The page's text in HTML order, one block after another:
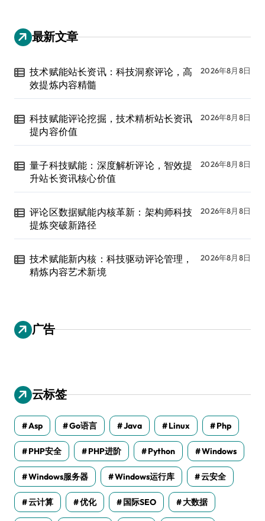
最新文章
技术赋能站长资讯：科技洞察评论，高
效提炼内容精髓
2026年8月8日
科技赋能评论挖掘，技术精析站长资讯
提内容价值
2026年8月8日
量子科技赋能：深度解析评论，智效提
升站长资讯核心价值
2026年8月8日
评论区数据赋能内核革新：架构师科技
提炼突破新路径
2026年8月8日
技术赋能新内核：科技驱动评论管理，
精炼内容艺术新境
2026年8月8日
广告
云标签
Asp Go语言 Java Linux Php
PHP安全 PHP进阶 Python Windows
Windows服务器 Windows运行库 云安全
云计算 优化 国际SEO 大数据